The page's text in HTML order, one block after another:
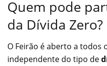
Quem pode
da Dívida Zero?
O Feirão é aberto a todos
independente do tipo de